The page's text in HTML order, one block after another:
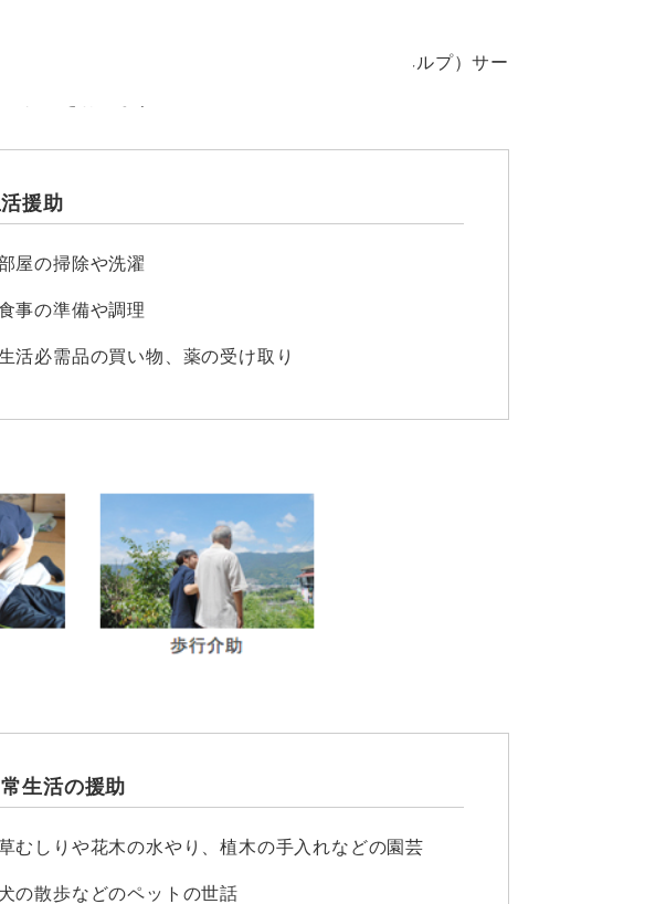
サービス計画）に沿って、訪問介護（ホームヘルプ）サー
援助を行います。
援助
屋の掃除や洗濯
事の準備や調理
活必需品の買い物、薬の受け取り
常生活の援助
むしりや花木の水やり、植木の手入れなどの園芸
犬の散歩などのペットの世話